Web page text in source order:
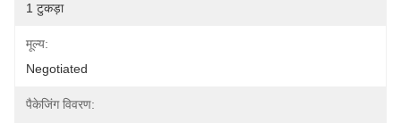
1 टुकड़ा
मूल्य:
Negotiated
पैकेजिंग विवरण: